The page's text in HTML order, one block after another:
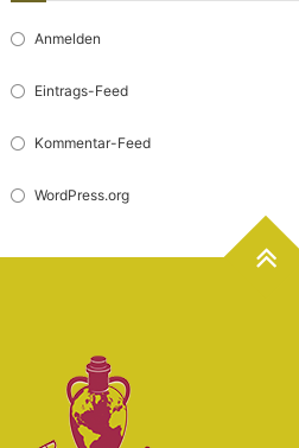
Anmelden
Eintrags-Feed
Kommentar-Feed
WordPress.org